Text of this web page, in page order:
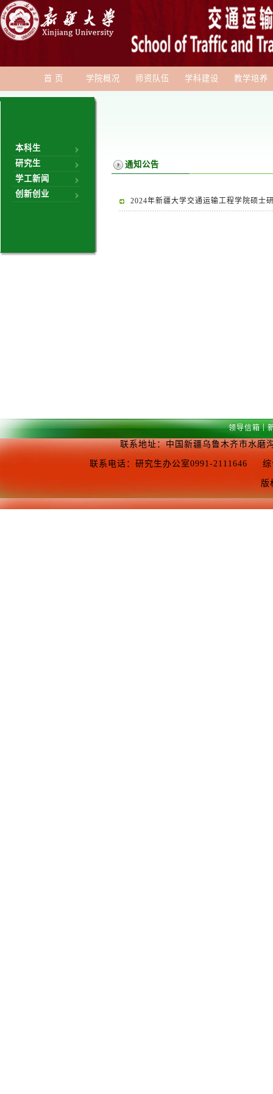
首 页 学院概况 师资队伍 学科建设 教学培养
本科生
研究生
学工新闻
创新创业
通知公告
2024年新疆大学交通运输工程学院硕士
领导信箱 |
联系地址：中国新疆乌鲁木齐市水
联系电话：研究生办公室0991-2111646
版